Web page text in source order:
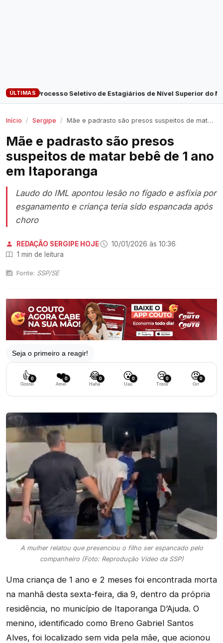
ÚLTIMAS
de Estagiários de Nível Superior do MPSE terminam nesta
Início Sergipe Mãe e padrasto são presos suspeitos de matar bebê de 1 ano em Itaporanga
Mãe e padrasto são presos
suspeitos de matar bebê de 1 ano
em Itaporanga
Laudo do IML apontou lesão no fígado e asfixia por
esganamento e criança teria sido espancada após
choro
REDAÇÃO SERGIPE HOJE· 10/01/2026 às 10:36·
1 min de leitura
Fonte: SSP/SE
Seja o primeiro a reagir!
👍0
Gostei
❤️0
Amei
😂0
Haha
😮0
Uau
😢0
Triste
😡0
Grr
A mulher relatou que presenciou o filho ser espancado pelo
companheiro (Foto: Reprodução Vídeo da SSP)
Uma criança de 1 ano e 2 meses foi encontrada morta
na manhã desta sexta-feira, dia 9, dentro da própria
residência, no município de Itaporanga D’Ajuda. O
menino, identificado como Breno Gabriel Santos
Alves, foi localizado sem vida pela mãe, que acionou